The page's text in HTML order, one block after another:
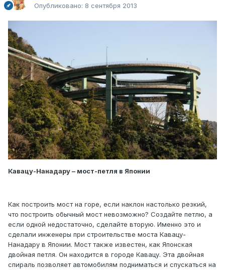
Опубликовано: 8 сентября 2013
Кавацу-Нанадару – мост-петля в Японии
Как построить мост на горе, если наклон настолько резкий,
что построить обычный мост невозможно? Создайте петлю, а
если одной недостаточно, сделайте вторую. Именно это и
сделали инженеры при строительстве моста Кавацу-
Нанадару в Японии. Мост также известен, как Японская
двойная петля. Он находится в городе Кавацу. Эта двойная
спираль позволяет автомобилям подниматься и спускаться на